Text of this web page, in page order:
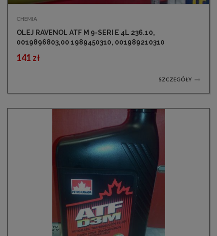
CHEMIA
OLEJ RAVENOL ATF M 9-SERI E 4L 236.10,
0019896803,00 1989450310, 001989210310
141 zł
SZCZEGÓŁY